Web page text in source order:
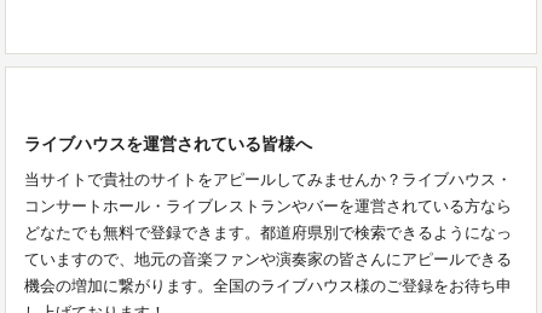
ライブハウスを運営されている皆様へ
当サイトで貴社のサイトをアピールしてみませんか？ライブハウス・
コンサートホール・ライブレストランやバーを運営されている方なら
どなたでも無料で登録できます。都道府県別で検索できるようになっ
ていますので、地元の音楽ファンや演奏家の皆さんにアピールできる
機会の増加に繋がります。全国のライブハウス様のご登録をお待ち申